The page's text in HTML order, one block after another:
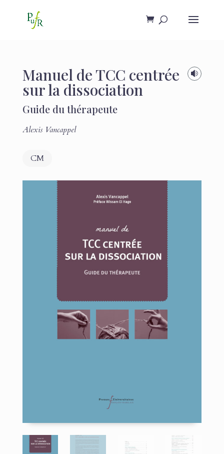

Manuel de TCC centrée
sur la dissociation
Guide du thérapeute
Alexis Vancappel
CM